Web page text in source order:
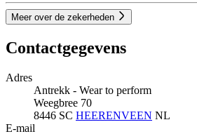
Meer over de zekerheden
Contactgegevens
Adres
Antrekk - Wear to perform
Weegbree 70
8446 SC HEERENVEEN NL
E-mail